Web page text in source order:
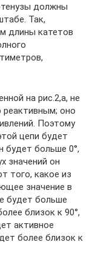
должны
Так,
длины катетов
на рис.2,а, не
реактивным; оно
Поэтому
цепи будет
будет больше 0°,
значений он
того, какое из
значение в
будет больше
близок к 90°,
активное
более близок к